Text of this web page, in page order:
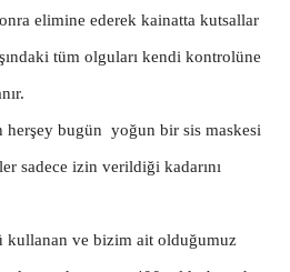
elimine ederek kainatta kutsallar
tüm olguları kendi kontrolüne
herşey bugün yoğun bir sis maskesi
sadece izin verildiği kadarını
kullanan ve bizim ait olduğumuz